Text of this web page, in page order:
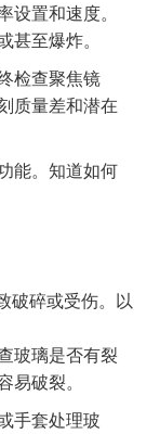
设置和速度。
甚至爆炸。
检查聚焦镜
质量差和潜在
能。知道如何
破碎或受伤。以
玻璃是否有裂
易破裂。
手套处理玻